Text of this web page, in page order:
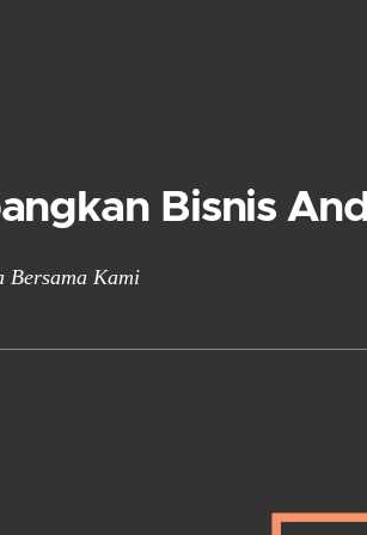
Bisnis
Bersama Kami